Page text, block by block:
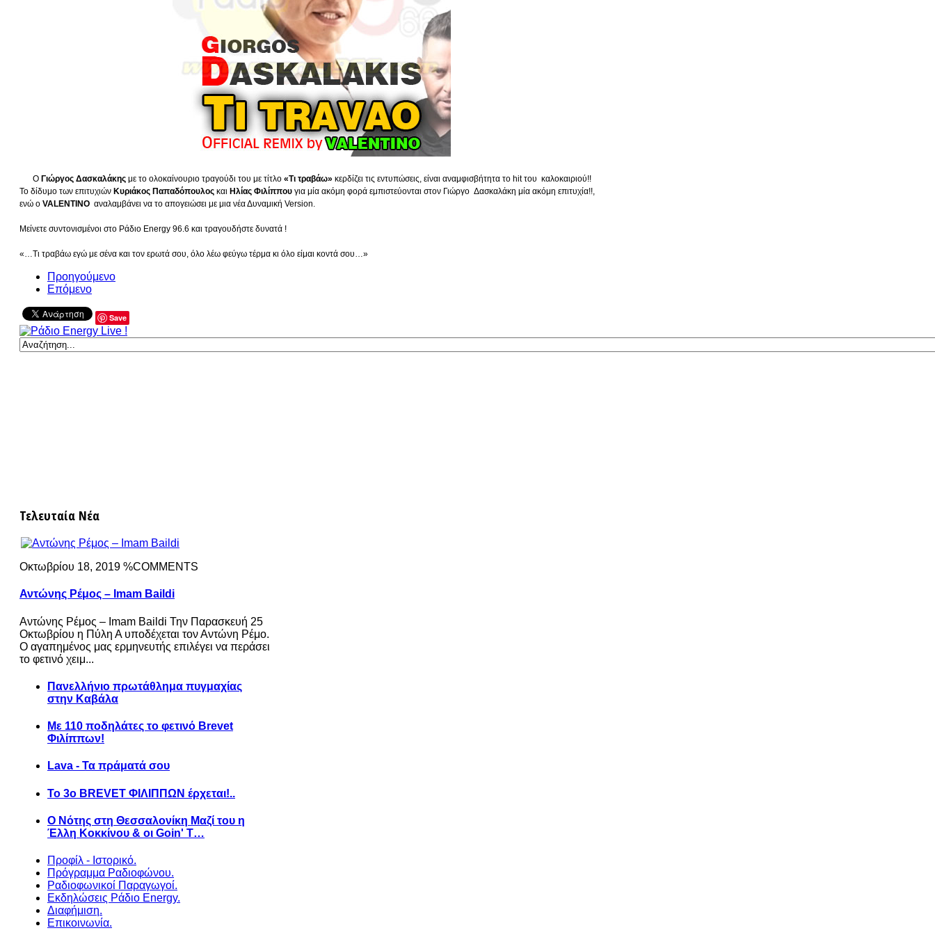
Ο Γιώργος Δασκαλάκηςμε το ολοκαίνουριο τραγούδι του με τίτλο «Τι τραβάω» κερδίζει τις εντυπώσεις, είναι αναμφισβήτητα το hit του καλοκαιριού!!
To δίδυμο των επιτυχιών Κυριάκος Παπαδόπουλος και Ηλίας Φιλίππου για μία ακόμη φορά εμπιστεύονται στον Γιώργο Δασκαλάκη μία ακόμη επιτυχία!!,
ενώ ο VALENTINO αναλαμβάνει να το απογειώσει με μια νέα Δυναμική Version.
Μείνετε συντονισμένοι στο Ράδιο Energy 96.6 και τραγουδήστε δυνατά !
«…Τι τραβάω εγώ με σένα και τον ερωτά σου, όλο λέω φεύγω τέρμα κι όλο είμαι κοντά σου…»
Προηγούμενο
Επόμενο
Save
Τελευταία Νέα
Οκτωβρίου 18, 2019 %COMMENTS
Αντώνης Ρέμος – Imam Baildi
Αντώνης Ρέμος – Imam Baildi Την Παρασκευή 25
Οκτωβρίου η Πύλη Α υποδέχεται τον Αντώνη Ρέμο.
Ο αγαπημένος μας ερμηνευτής επιλέγει να περάσει
το φετινό χειμ...
Πανελλήνιο πρωτάθλημα πυγμαχίας
στην Καβάλα
Με 110 ποδηλάτες το φετινό Brevet
Φιλίππων!
Lava - Τα πράματά σου
Το 3ο BREVET ΦΙΛΙΠΠΩΝ έρχεται!..
Ο Νότης στη Θεσσαλονίκη Μαζί του η
Έλλη Κοκκίνου & οι Goin' T…
Προφίλ - Ιστορικό.
Πρόγραμμα Ραδιοφώνου.
Ραδιοφωνικοί Παραγωγοί.
Εκδηλώσεις Ράδιο Energy.
Διαφήμιση.
Επικοινωνία.